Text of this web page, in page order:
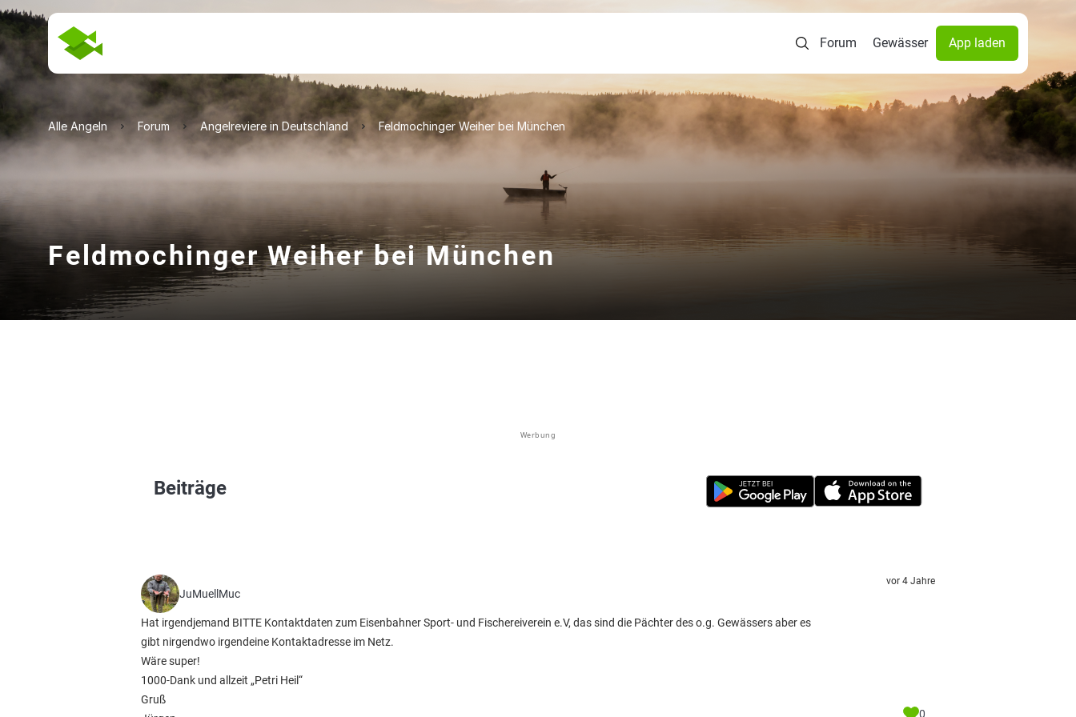
Forum Gewässer App laden
Alle Angeln Forum Angelreviere in Deutschland Feldmochinger Weiher bei München
Feldmochinger Weiher bei München
Werbung
Beiträge
JuMuellMuc
Hat irgendjemand BITTE Kontaktdaten zum Eisenbahner Sport- und Fischereiverein e.V, das sind die Pächter des o.g. Gewässers aber es
gibt nirgendwo irgendeine Kontaktadresse im Netz.
Wäre super!
1000-Dank und allzeit „Petri Heil“
Gruß
vor 4 Jahre
0